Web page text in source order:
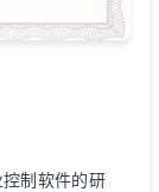
制软件的研